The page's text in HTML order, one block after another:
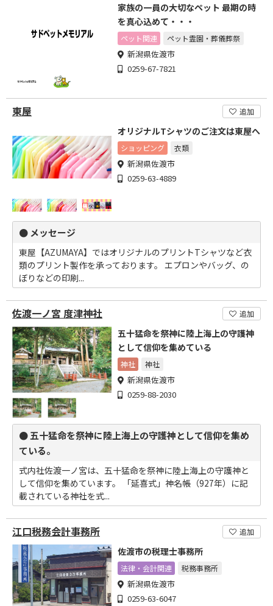
家族の一員の大切なペット 最期の時
を真心込めて・・・
ペット関連 ペット霊園・葬儀葬祭
新潟県佐渡市
0259-67-7821
東屋 追加
オリジナルTシャツのご注文は東屋へ
ショッピング 衣類
新潟県佐渡市
0259-63-4889
● メッセージ
​東屋【AZUMAYA】ではオリジナルのプリントTシャツなど衣
類のプリント製作を承っております。 エプロンやバッグ、の
ぼりなどの印刷...
佐渡一ノ宮 度津神社 追加
五十猛命を祭神に陸上海上の守護神
として信仰を集めている
神社 神社
新潟県佐渡市
0259-88-2030
● 五十猛命を祭神に陸上海上の守護神として信仰を集め
ている。
式内社佐渡一ノ宮は、五十猛命を祭神に陸上海上の守護神と
して信仰を集めています。 「延喜式」神名帳（927年）に記
載されている神社を式...
江口税務会計事務所 追加
佐渡市の税理士事務所
法律・会計関連 税務事務所
新潟県佐渡市
0259-63-6047